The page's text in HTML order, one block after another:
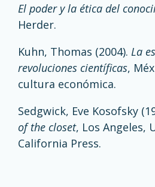
El poder y la ética del
Herder.
Kuhn, Thomas (2004). La
revoluciones científicas,
cultura económica.
Sedgwick, Eve Kosofsky
of the closet, Los Angeles,
California Press.